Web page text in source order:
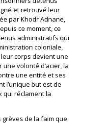
et retrouvé leur
par Khodr Adnane,
ce moment, ce
administratifs qui
coloniale,
corps devient une
volonté d’acier, la
une entité et ses
l’unique but est de
qui réclament la
de la faim que